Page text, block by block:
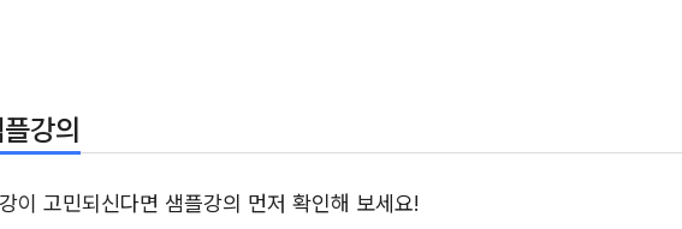
강의
이 고민되신다면 샘플강의 먼저 확인해 보세요!